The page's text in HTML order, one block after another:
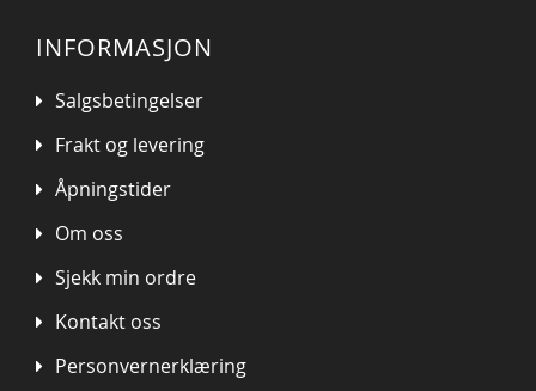
INFORMASJON
Salgsbetingelser
Frakt og levering
Åpningstider
Om oss
Sjekk min ordre
Kontakt oss
Personvernerklæring